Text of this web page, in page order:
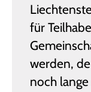
für
werden,
noch